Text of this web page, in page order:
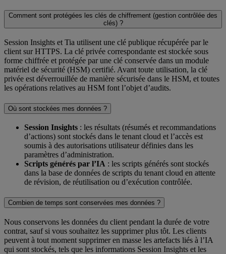
Comment sont protégées les clés de chiffrement (gestion contrôlée des
clés) ?
Session Insights et Tia utilisent une clé publique récupérée par le
client sur HTTPS. La clé privée correspondante est stockée sous
forme chiffrée et protégée par une clé conservée dans un module
matériel de sécurité (HSM) certifié. Avant toute utilisation, la clé
privée est déverrouillée de manière sécurisée dans le HSM, et toutes
les opérations relatives au HSM font l’objet d’audits.
Où sont stockées mes données ?
Session Insights : les résultats (résumés et recommandations
d’actions) sont stockés dans le tenant cloud et l’accès est
soumis à des autorisations utilisateur définies dans les
paramètres d’administration.
Scripts générés par l’IA : les scripts générés sont stockés
dans la base de données de scripts du tenant cloud en attente
de révision, de réutilisation ou d’exécution contrôlée.
Combien de temps sont conservées mes données ?
Nous conservons les données du client pendant la durée de votre
contrat, sauf si vous souhaitez les supprimer plus tôt. Les clients
peuvent à tout moment supprimer en masse les artefacts liés à l’IA
qui sont stockés, tels que les informations Session Insights et les